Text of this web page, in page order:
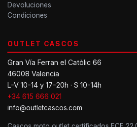
Devoluciones
Condiciones
OUTLET CASCOS
Gran Vía Ferran el Catòlic 66
46008 Valencia
L-V 10-14 y 17-20h · S 10-14h
+34 615 666 021
info@outletcascos.com